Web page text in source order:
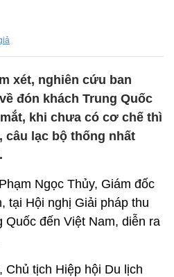
xét, nghiên cứu ban
đón khách Trung Quốc
khi chưa có cơ chế thì
câu lạc bộ thống nhất
Ngọc Thủy, Giám đốc
tại Hội nghị Giải pháp thu
Quốc đến Việt Nam, diễn ra
Chủ tịch Hiệp hội Du lịch